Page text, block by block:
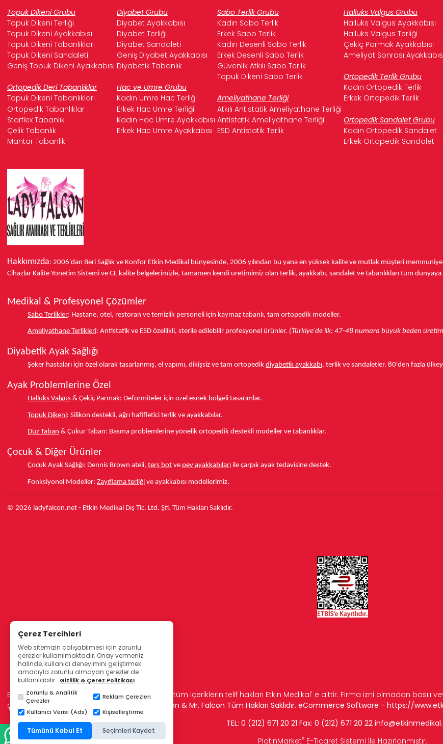
Topuk Dikeni Grubu Diyabet Grubu Sabo Terlik Grubu Halluks Valgus Grubu
Topuk Dikeni Terliği
Diyabet Ayakkabısı Kadın Sabo Terlik Halluks Valgus Ayakkabısı
Topuk Dikeni Ayakkabısı
Diyabet Terliği Erkek Sabo Terlik Halluks Valgus Terliği
Topuk Dikeni Tabanlıkları
Diyabet Sandaleti Kadın Desenli Sabo Terlik Çekiç Parmak Ayakkabısı
Topuk Dikeni Sandaleti
Geniş Diyabet Ayakkabısı Erkek Desenli Sabo Terlik Ameliyat Sonrası
Geniş Topuk Dikeni Ayakkabısı Diyabetik Tabanlık Güvenlik Atkılı Sabo Terlik
Topuk Dikeni Sabo Terlik
Ortopedik Terlik Grubu
Ortopedik Deri Tabanlıklar
Hac ve Umre Grubu Kadın Ortopedik Terlik
Topuk Dikeni Tabanlıkları
Kadın Umre Hac Terliği Ameliyathane Terliği Erkek Ortopedik Terlik
Ortopedik Tabanlıklar
Erkek Hac Umre Terliği Atkılı Antistatik Ameliyathane Terliği
Starflex Tabanlık
Kadın Hac Umre Ayakkabısı Antistatik Ameliyathane Terliği Ortopedik Sandalet Grubu
Çelik Tabanlık
Erkek Hac Umre Ayakkabısı ESD Antistatik Terlik Kadın Ortopedik Sandalet
Mantar Tabanlık
Erkek Ortopedik Sandalet
Hakkımızda: 2006'dan Beri Sağlık ve Konfor Etkin Medikal bünyesinde, 2006 yılından bu yana en yüksek kalite ve mutlak müşteri
Cihazlar Kalite Yönetim Sistemi ve CE kalite belgelerimizle, tamamen kendi üretimimiz olan terlik, ayakkabı, sandalet ve tabanlıkları tüm dünyaya
Medikal & Profesyonel Çözümler
Sabo Terlikler: Hastane, otel, restoran ve temizlik personeli için kaymaz tabanlı, tam ortopedik modeller.
Ameliyathane Terlikleri: Antistatik ve ESD özellikli, sterile edilebilir profesyonel ürünler. (Türkiye'de ilk: 47-48 numara büyük beden
Diyabetik Ayak Sağlığı
Şeker hastaları için özel olarak tasarlanmış, el yapımı, dikişsiz ve tam ortopedik diyabetik ayakkabı, terlik ve sandaletler. 80'den fazla
Ayak Problemlerine Özel
Halluks Valgus & Çekiç Parmak: Deformiteler için özel esnek bölgeli tasarımlar.
Topuk Dikeni: Silikon destekli, ağrı hafifletici terlik ve ayakkabılar.
Düz Taban & Çukur Taban: Basma problemlerine yönelik ortopedik destekli modeller ve tabanlıklar.
Çocuk & Diğer Ürünler
Çocuk Ayak Sağlığı: Dennis Brown ateli, ters bot ve pev ayakkabıları ile çarpık ayak tedavisine destek.
Fonksiyonel Modeller: Zayıflama terliği ve ayakkabısı modellerimiz.
© 2026 ladyfalcon.net - Etkin Medikal Dış Tic. Ltd. Şti. Tüm Hakları Saklıdır.
Bu sitede kullanılan resimler, metinler ve diğer tüm içeriklerin telif hakları Etkin Medikal' e aittir. Firma izni olmadan basılı
çoğaltılamaz.
© Etkin Medikal 2006 - Lady Falcon & Mr. Falcon Tüm Hakları Saklıdır. eCommerce Software - https://
TEL: 0 (212) 671 20 21 Fax: 0 (212) 671 20 22 info
PlatinMarket® E-Ticaret Sistemi İle Hazırlanmıştır.
Çerez Tercihleri
Web sitemizin çalışabilmesi için zorunlu
çerezler kullanılmaktadır. Onay vermeniz
halinde, kullanıcı deneyimini geliştirmek
amacıyla zorunlu olmayan çerezler de
kullanılabilir. Gizlilik & Çerez Politikası
Zorunlu & Analitik
Çerezler
Reklam Çerezleri
Kullanıcı Verisi (Ads)
Kişiselleştirme
Tümünü Kabul Et Seçimleri Kaydet